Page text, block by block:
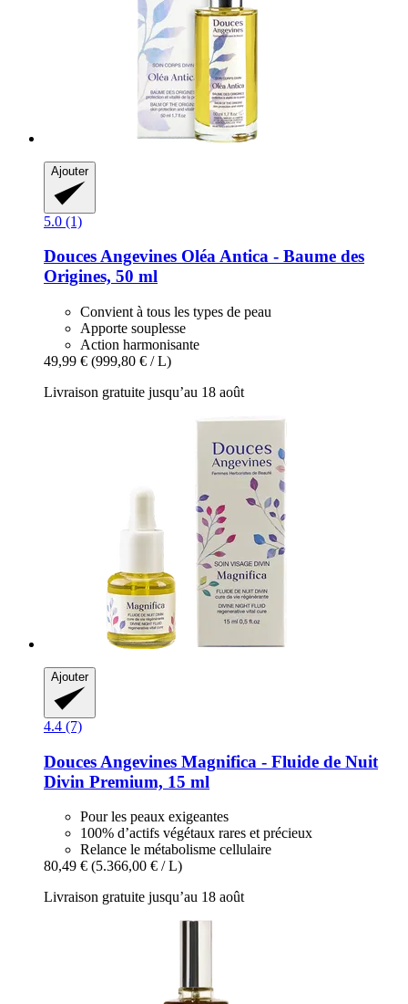
Ajouter
5.0 (1)
Douces Angevines Oléa Antica -​ Baume des
Origines, 50 ml
Convient à tous les types de peau
Apporte souplesse
Action harmonisante
49,99 € (999,80 € / L)
Livraison gratuite jusqu’au 18 août
Ajouter
4.4 (7)
Douces Angevines Magnifica -​ Fluide de Nuit
Divin Premium, 15 ml
Pour les peaux exigeantes
100% d’actifs végétaux rares et précieux
Relance le métabolisme cellulaire
80,49 € (5.366,00 € / L)
Livraison gratuite jusqu’au 18 août